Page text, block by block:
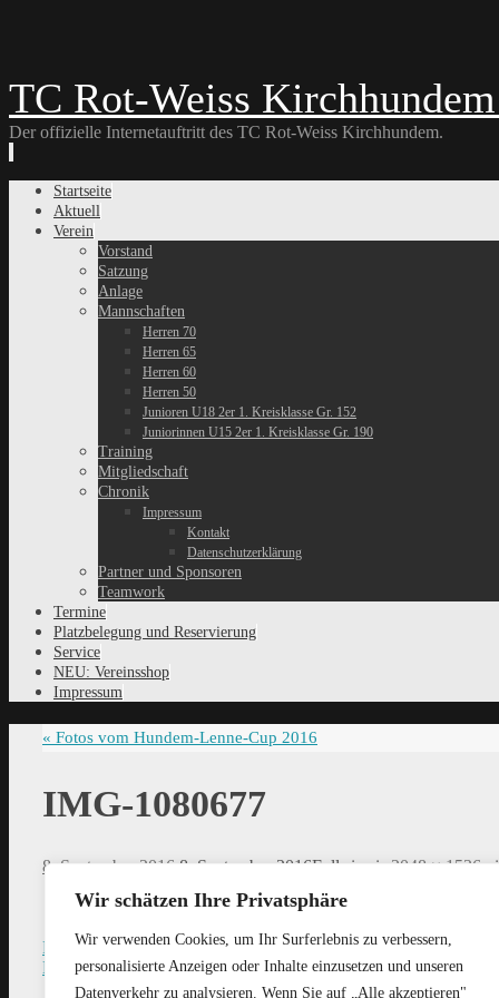
Wir schätzen Ihre Privatsphäre
Wir verwenden Cookies, um Ihr Surferlebnis zu verbessern,
personalisierte Anzeigen oder Inhalte einzusetzen und unseren
Datenverkehr zu analysieren. Wenn Sie auf „Alle akzeptieren"
TC Rot-Weiss
Der offizielle Internetauftritt des TC Rot-Weiss Kirchhundem.
Skip
content
Startseite
Aktuell
Verein
Vorstand
Satzung
Anlage
Mannschaften
Herren 70
Herren 65
Herren 60
Herren 50
Junioren U18 2er 1. Kreisklasse Gr. 152
Juniorinnen U15 2er 1. Kreisklasse Gr. 190
Training
Mitgliedschaft
Chronik
Impressum
Kontakt
Datenschutzerklärung
Partner und Sponsoren
Teamwork
Termine
Platzbelegung und Reservierung
Service
NEU: Vereinsshop
Impressum
« Fotos vom Hundem-Lenne-Cup 2016
IMG-1080677
8. September 2016 8. September 2016Full size is2048 × 1536
Previous image
Next image